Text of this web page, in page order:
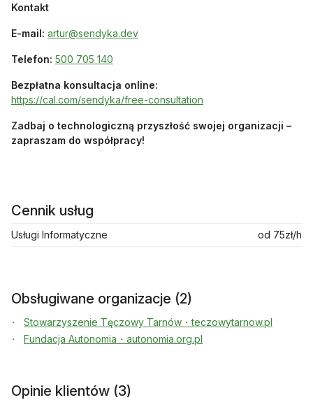
Kontakt
E-mail: artur@sendyka.devotwiera się w nowej karcie
Telefon: 500 705 140
Bezpłatna konsultacja online:
https://cal.com/sendyka/free-consultation
Zadbaj o technologiczną przyszłość swojej organizacji –
zapraszam do współpracy!
Cennik usług
Usługi Informatyczne od 75zł/h
Obsługiwane organizacje (2)
Stowarzyszenie Tęczowy Tarnów・teczowytarnow.pl
Fundacja Autonomia・autonomia.org.pl
Opinie klientów (3)